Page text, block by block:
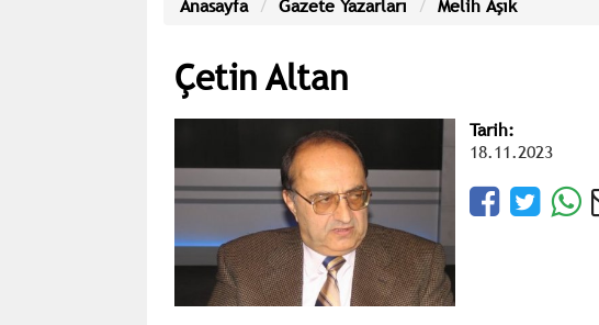
Anasayfa Gazete Yazarları Melih Aşık
Çetin Altan
Tarih:
18.11.2023